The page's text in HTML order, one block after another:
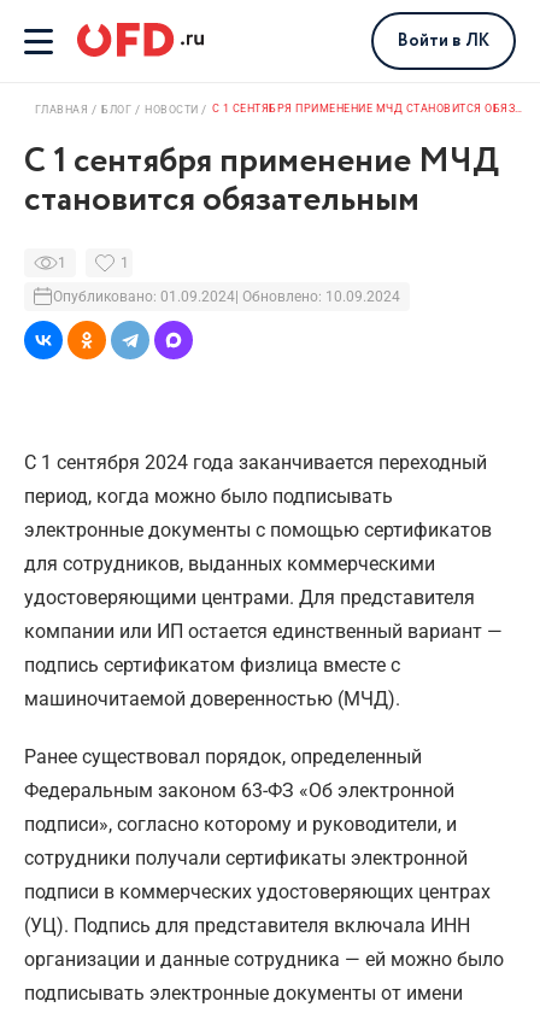
Войти в ЛК
ГЛАВНАЯ БЛОГ НОВОСТИ С 1 СЕНТЯБРЯ ПРИМЕНЕНИЕ МЧД СТАНОВИТСЯ ОБЯЗАТЕЛЬНЫМ
С 1 сентября применение МЧД
становится обязательным
1
Опубликовано: 01.09.2024 | Обновлено: 10.09.2024
1
С 1 сентября 2024 года заканчивается переходный
период, когда можно было подписывать
электронные документы с помощью сертификатов
для сотрудников, выданных коммерческими
удостоверяющими центрами. Для представителя
компании или ИП остается единственный вариант —
подпись сертификатом физлица вместе с
машиночитаемой доверенностью (МЧД).
Ранее существовал порядок, определенный
Федеральным законом 63-ФЗ «Об электронной
подписи», согласно которому и руководители, и
сотрудники получали сертификаты электронной
подписи в коммерческих удостоверяющих центрах
(УЦ). Подпись для представителя включала ИНН
организации и данные сотрудника — ей можно было
подписывать электронные документы от имени